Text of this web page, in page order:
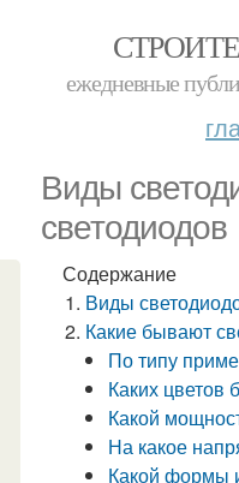
ежедневные
Виды
светодиодов
Содержание
Виды
Какие бывают
По типу
Каких цветов
Какой
На какое
Какой формы